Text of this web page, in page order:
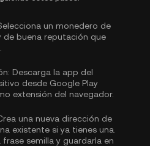
un monedero de
buena reputación que
Descarga la app del
desde Google Play
extensión del navegador.
una nueva dirección de
existente si ya tienes una.
semilla y guardarla en